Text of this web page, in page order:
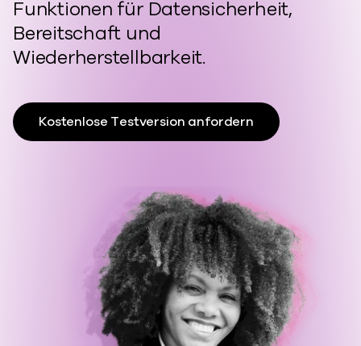
Funktionen für Datensicherheit,
Bereitschaft und
Wiederherstellbarkeit.
Kostenlose Testversion anfordern